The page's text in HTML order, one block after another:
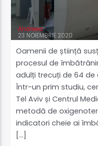
Acum
Takeoff
07:00 09:00
Supersonic
Andreea
23 NOIEMBRIE 2020
Oamenii de știință
procesul de
adulți trecuți de 64 de
Într-un prim studiu,
Tel Aviv și Centrul
metodă de
indicatori cheie ai
[…]